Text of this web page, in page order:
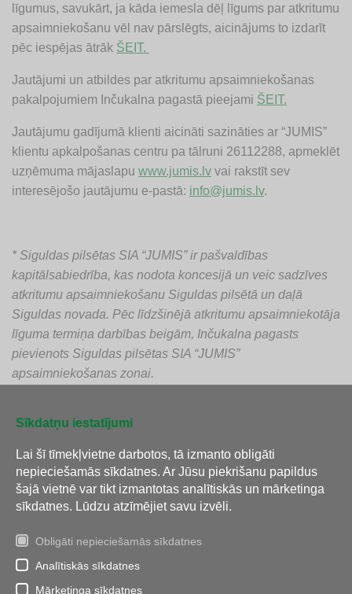
līgumus, savukārt, ja kāda iemesla dēļ līgums par atkritumu
apsaimniekošanu vēl nav pārslēgts, aicinājums to izdarīt
pēc iespējas ātrāk ŠEIT.
Jautājumi un atbildes par atkritumu apsaimniekošanas
pakalpojumiem Inčukalna pagastā pieejami ŠEIT.
Jautājumu gadījumā klienti aicināti sazināties ar “JUMIS”
klientu apkalpošanas centru pa tālruni 26112288, apmeklēt
uzņēmuma mājaslapu www.jumis.lv vai rakstīt sev
interesējošo jautājumu e-pastā: info@jumis.lv.
* Siguldas pilsētas SIA “JUMIS” ir pašvaldības
kapitālsabiedrība, kas nodota koncesijā un veic sadzīves
atkritumu apsaimniekošanu Siguldas pilsētā un daļā
Siguldas novada. Pēc līdzšinējā atkritumu apsaimniekotāja
līguma termiņa darbības beigām, Inčukalna pagasts
pievienots Siguldas pilsētas SIA “JUMIS”
apsaimniekošanas zonai.
Atpakaļ
Tālrunis:26 112 288
E-pasts:info@jumis.lv
Sīkdatņu iestatījumi
Lai šī tīmekļvietne darbotos, tā izmanto obligāti
nepieciešamās sīkdatnes. Ar Jūsu piekrišanu papildus
šajā vietnē var tikt izmantotas analītiskās un mārketinga
sīkdatnes. Lūdzu atzīmējiet savu izvēli.
Obligāti nepieciešamās sīkdatnes
Analītiskās sīkdatnes
Mārketinga sīkdatnes